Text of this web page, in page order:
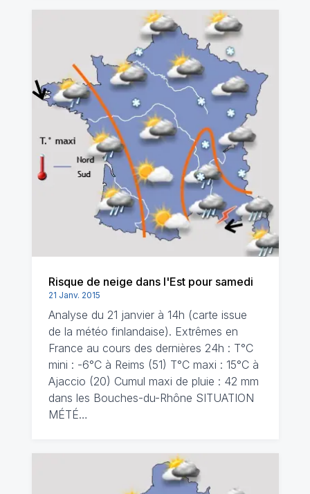
Risque de neige dans l'Est pour samedi
21 Janv. 2015
Analyse du 21 janvier à 14h (carte issue
de la météo finlandaise). Extrêmes en
France au cours des dernières 24h : T°C
mini : -6°C à Reims (51) T°C maxi : 15°C à
Ajaccio (20) Cumul maxi de pluie : 42 mm
dans les Bouches-du-Rhône SITUATION
MÉTÉ…